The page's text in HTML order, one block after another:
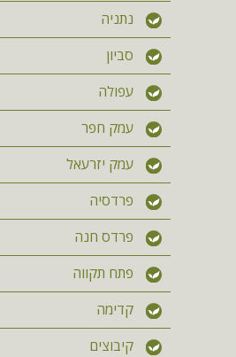
נתניה
סביון
עפולה
עמק חפר
עמק יזרעאל
פרדסיה
פרדס חנה
פתח תקווה
קדימה
קיבוצים